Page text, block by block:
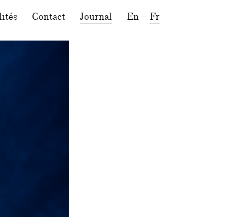
Contact Journal En– Fr